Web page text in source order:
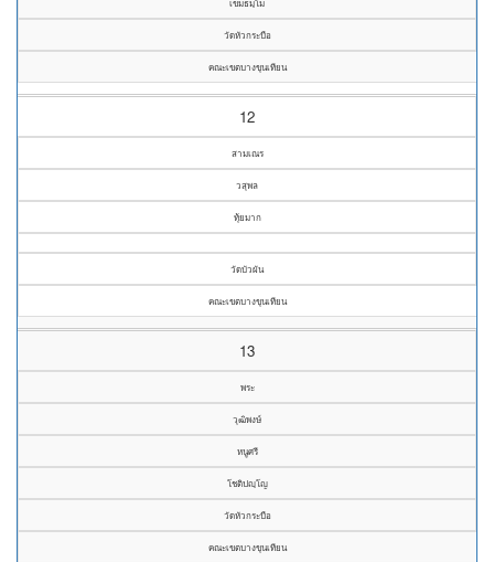
เขมธมฺโม
วัดหัวกระบือ
คณะเขตบางขุนเทียน
12
สามเณร
วสุพล
ทุ้ยมาก
วัดบัวผัน
คณะเขตบางขุนเทียน
13
พระ
วุฒิพงษ์
หนูศรี
โชติปญฺโญ
วัดหัวกระบือ
คณะเขตบางขุนเทียน